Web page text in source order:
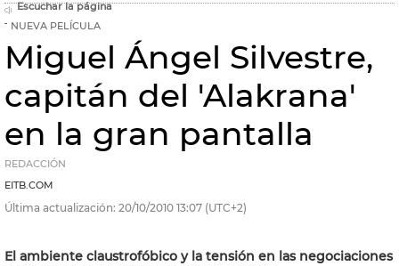
Escuchar la página
NUEVA PELÍCULA
Miguel Ángel Silvestre,
capitán del 'Alakrana'
en la gran pantalla
REDACCIÓN
EITB.COM
Última actualización: 20/10/2010 13:07 (UTC+2)
El ambiente claustrofóbico y la tensión en las negociaciones